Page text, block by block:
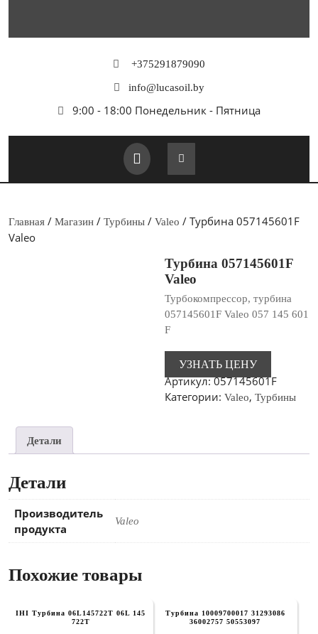
содержимому
+375291879090
info@lucasoil.by
9:00 - 18:00 Понедельник - Пятница
Кнопка
Открыть
Главная / Магазин / Турбины / Valeo / Турбина 057145601F
Valeo
Турбина 057145601F
Valeo
Турбокомпрессор, турбина
057145601F Valeo 057 145 601
F
УЗНАТЬ ЦЕНУ
Артикул:057145601F
Категории:Valeo,Турбины
Детали
Детали
Производитель
продукта
Valeo
Похожие товары
IHI Турбина 06L145722T 06L 145
722T
Турбина 10009700017 31293086
36002757 50553097